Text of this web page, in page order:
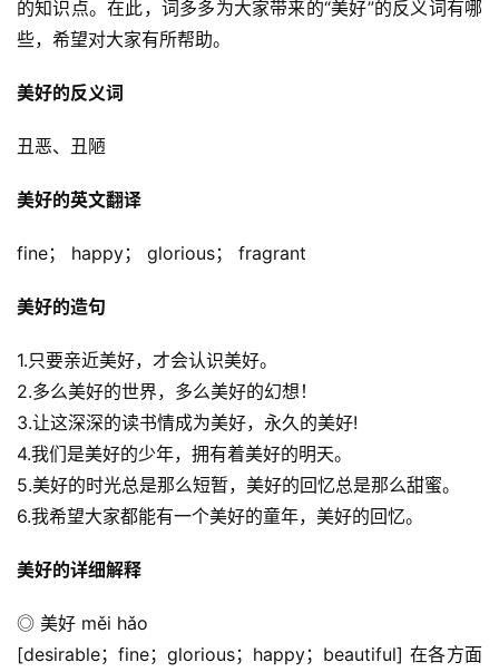
的知识点。在此，词多多为大家带来的“美好”的反义词有哪
些，希望对大家有所帮助。
美好的反义词
丑恶、丑陋
美好的英文翻译
fine； happy； glorious； fragrant
美好的造句
1.只要亲近美好，才会认识美好。
2.多么美好的世界，多么美好的幻想！
3.让这深深的读书情成为美好，永久的美好!
4.我们是美好的少年，拥有着美好的明天。
5.美好的时光总是那么短暂，美好的回忆总是那么甜蜜。
6.我希望大家都能有一个美好的童年，美好的回忆。
美好的详细解释
◎ 美好 měi hǎo
[desirable；fine；glorious；happy；beautiful] 在各方面